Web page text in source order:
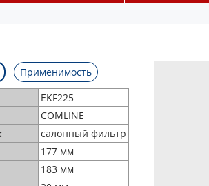
Применимость
EKF225
COMLINE
салонный фильтр
177 мм
183 мм